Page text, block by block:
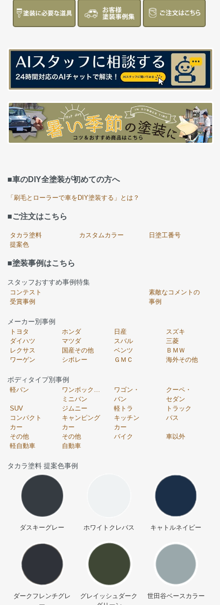
■車のDIY全塗装が初めての方へ
「刷毛とローラーで車をDIY塗装する」とは？
■ご注文はこちら
タカラ塗料
提案色
カスタムカラー 日塗工番号
■塗装事例はこちら
スタッフおすすめ事例特集
コンテスト
受賞事例
素敵なコメントの
事例
メーカー別事例
トヨタ ホンダ 日産
スズキ
ダイハツ
マツダ スバル
三菱
レクサス
国産その他 ベンツ
ＢＭＷ
ワーゲン
シボレー ＧＭＣ 海外その他
ボディタイプ別事例
軽バン
ミニバン
ワゴン・
バン
クーペ・
セダン
SUV
ジムニー 軽トラ
トラック
コンパクト
カー
キャンピング
カー
キッチン
カー
バス
その他
軽自動車
その他
自動車
バイク 車以外
タカラ塗料 提案色事例
ダスキーグレー ホワイトクレバス キャトルネイビー
ダークフレンチグレ
グレイッシュダーク
世田谷ベースカラー